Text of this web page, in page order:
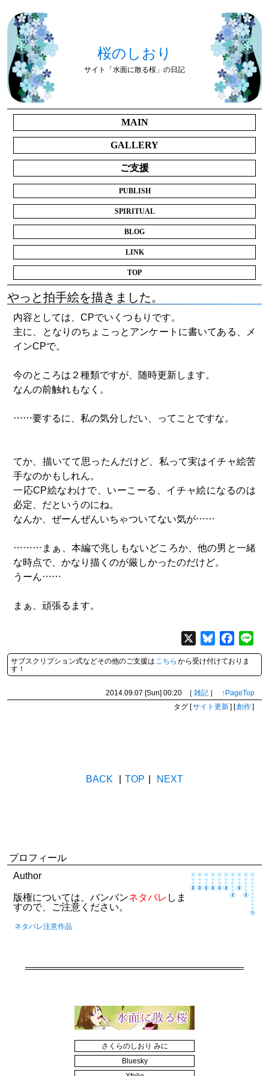
桜のしおり
サイト「水面に散る桜」の日記
MAIN
GALLERY
ご支援
PUBLISH
SPIRITUAL
BLOG
LINK
TOP
やっと拍手絵を描きました。
内容としては、CPでいくつもりです。
主に、となりのちょこっとアンケートに書いてある、メ
インCPで。
今のところは２種類ですが、随時更新します。
なんの前触れもなく。
……要するに、私の気分しだい、ってことですな。
てか、描いてて思ったんだけど、私って実はイチャ絵苦
手なのかもしれん。
一応CP絵なわけで、いーこーる、イチャ絵になるのは
必定、だというのにね。
なんか、ぜーんぜんいちゃついてない気が……
………まぁ、本編で兆しもないどころか、他の男と一緒
な時点で、かなり描くのが厳しかったのだけど。
うーん……
まぁ、頑張るます。
X Bluesky
サブスクリプション式などその他のご支援は こちら から受け付けておりま
す！
2014.09.07 [Sun] 00:20 ［ 雑記 ］
↑PageTop
タグ [サイト更新] [創作]
BACK TOP NEXT
プロフィール
Author
版権については、バンバンネタバレ しま
すので、ご注意ください。
ネタバレ注意作品
さくらのしおり みに
Bluesky